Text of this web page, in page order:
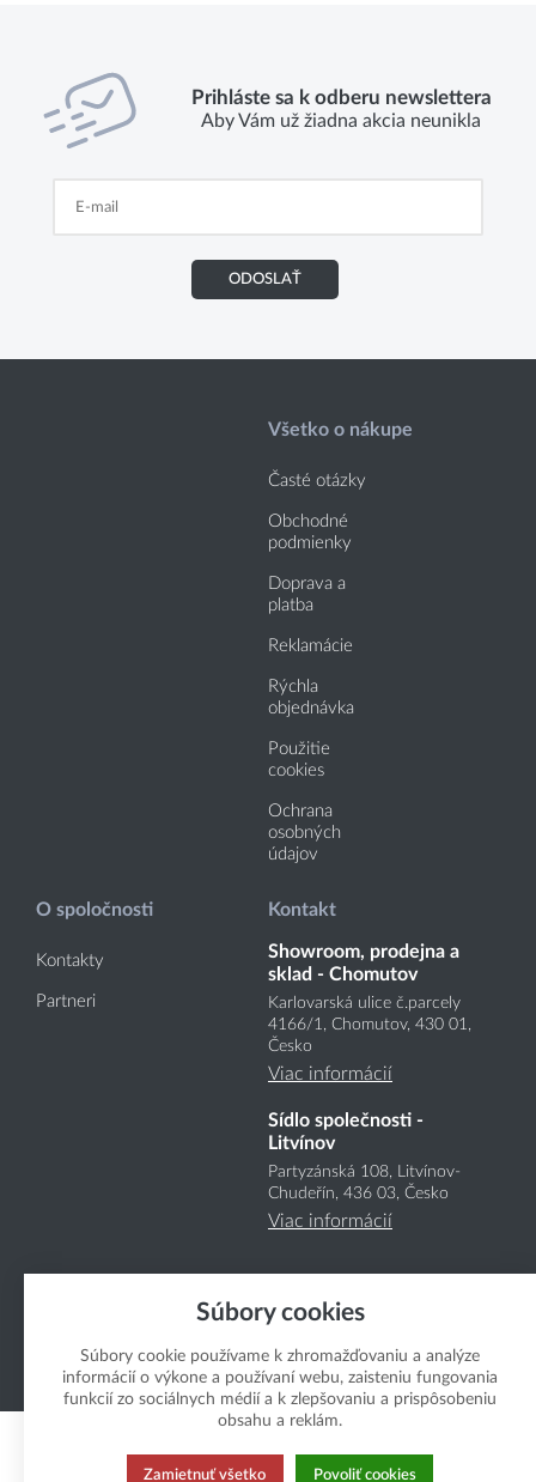
Prihláste sa k odberu newslettera
Aby Vám už žiadna akcia neunikla
ODOSLAŤ
Všetko o nákupe
Časté otázky
Obchodné
podmienky
Doprava a
platba
Reklamácie
Rýchla
objednávka
Použitie
cookies
Ochrana
osobných
údajov
O spoločnosti
Kontakty
Partneri
Kontakt
Showroom, prodejna a
sklad - Chomutov
Karlovarská ulice č.parcely
4166/1, Chomutov, 430 01,
Česko
Viac informácií
Sídlo společnosti -
Litvínov
Partyzánská 108, Litvínov-
Chudeřín, 436 03, Česko
Viac informácií
Copyright Boukal.SK 2026
Súbory cookies
Súbory cookie používame k zhromažďovaniu a analýze
informácií o výkone a používaní webu, zaisteniu fungovania
funkcií zo sociálnych médií a k zlepšovaniu a prispôsobeniu
obsahu a reklám.
Zamietnuť všetko Povoliť cookies